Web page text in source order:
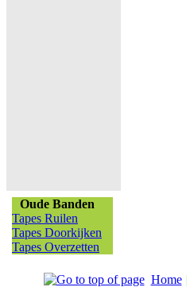
Oude Banden
Tapes Ruilen
Tapes Doorkijken
Tapes Overzetten
Home|